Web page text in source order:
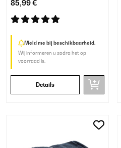
85,99 €
Meld me bij beschikbaarheid.
Wij informeren u zodra het op
voorraad is.
Details